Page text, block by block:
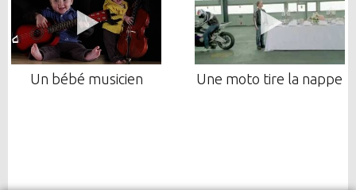
Un bébé musicien Une moto tire la nappe